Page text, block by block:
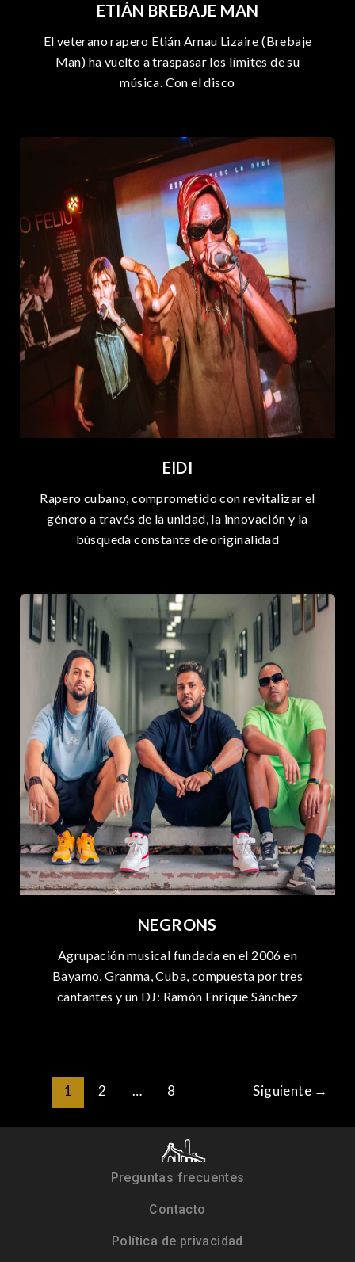
ETIÁN BREBAJE MAN
El veterano rapero Etián Arnau Lizaire (Brebaje
Man) ha vuelto a traspasar los límites de su
música. Con el disco
EIDI
Rapero cubano, comprometido con revitalizar el
género a través de la unidad, la innovación y la
búsqueda constante de originalidad
NEGRONS
Agrupación musical fundada en el 2006 en
Bayamo, Granma, Cuba, compuesta por tres
cantantes y un DJ: Ramón Enrique Sánchez
1 2 … 8 Siguiente →
Preguntas frecuentes
Contacto
Política de privacidad